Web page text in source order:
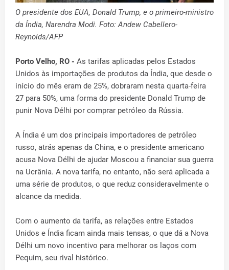
O presidente dos EUA, Donald Trump, e o primeiro-ministro
da Índia, Narendra Modi. Foto: Andew Cabellero-
Reynolds/AFP
Porto Velho, RO - As tarifas aplicadas pelos Estados
Unidos às importações de produtos da Índia, que desde o
início do mês eram de 25%, dobraram nesta quarta-feira
27 para 50%, uma forma do presidente Donald Trump de
punir Nova Délhi por comprar petróleo da Rússia.
A Índia é um dos principais importadores de petróleo
russo, atrás apenas da China, e o presidente americano
acusa Nova Délhi de ajudar Moscou a financiar sua guerra
na Ucrânia. A nova tarifa, no entanto, não será aplicada a
uma série de produtos, o que reduz consideravelmente o
alcance da medida.
Com o aumento da tarifa, as relações entre Estados
Unidos e Índia ficam ainda mais tensas, o que dá a Nova
Délhi um novo incentivo para melhorar os laços com
Pequim, seu rival histórico.